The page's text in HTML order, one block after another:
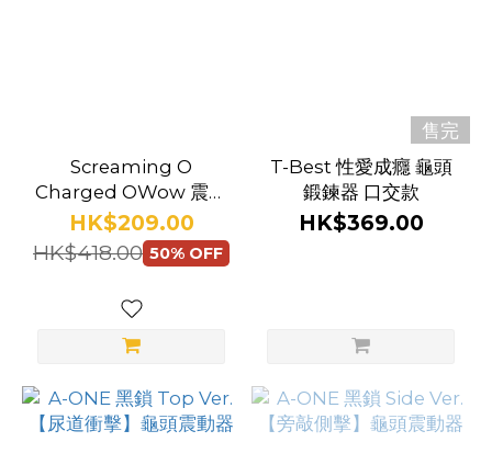
Screaming O
Charged OWow 震動
持久環
HK$209.00
HK$418.00 50% OFF
售完
T-Best 性愛成癮 龜頭
鍛鍊器 口交款
HK$369.00